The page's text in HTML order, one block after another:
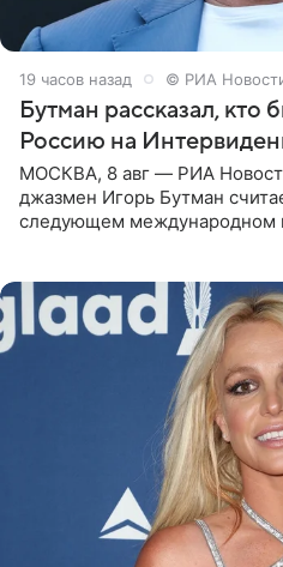
19 часов назад © РИА
Бутман рассказал, кто
Россию на
МОСКВА, 8 авг — РИА
джазмен Игорь Бутман
следующем международном